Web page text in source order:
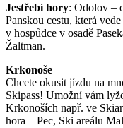
Jestřebí hory: Odolov –
Panskou cestu, která
v hospůdce v osadě
Žaltman.
Krkonoše
Chcete okusit jízdu na
Skipass! Umožní vám
Krkonoších např. ve
hora – Pec, Ski areálu